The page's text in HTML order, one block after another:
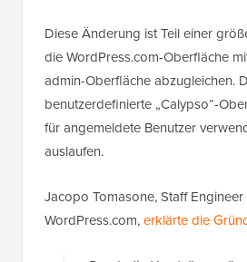
Diese Änderung ist Teil einer
die WordPress.com-Oberfläche
admin-Oberfläche abzugleichen.
benutzerdefinierte „Calypso“-
für angemeldete Benutzer
auslaufen.
Jacopo Tomasone, Staff
WordPress.com,erklärte die